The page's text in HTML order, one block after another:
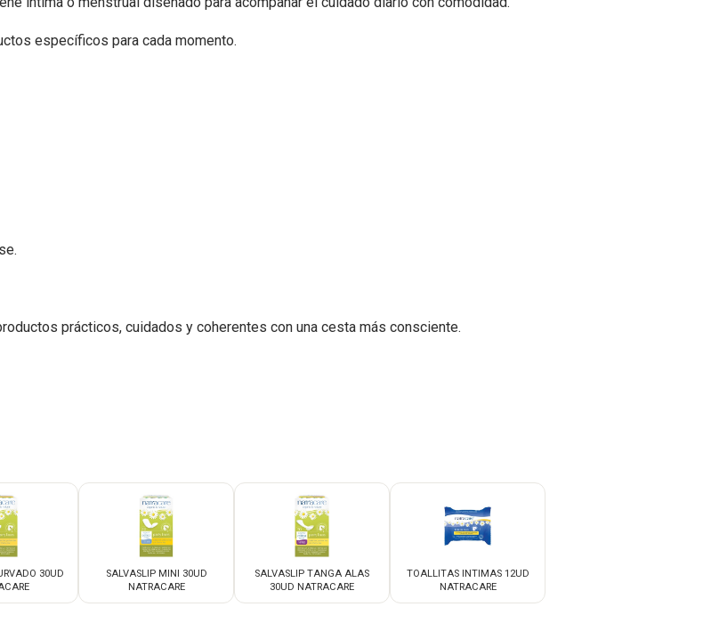
específicos para cada momento.
prácticos, cuidados y coherentes con una cesta más consciente.
30UD
SALVASLIP MINI 30UD
NATRACARE
SALVASLIP TANGA ALAS
30UD NATRACARE
TOALLITAS INTIMAS 12UD
NATRACARE